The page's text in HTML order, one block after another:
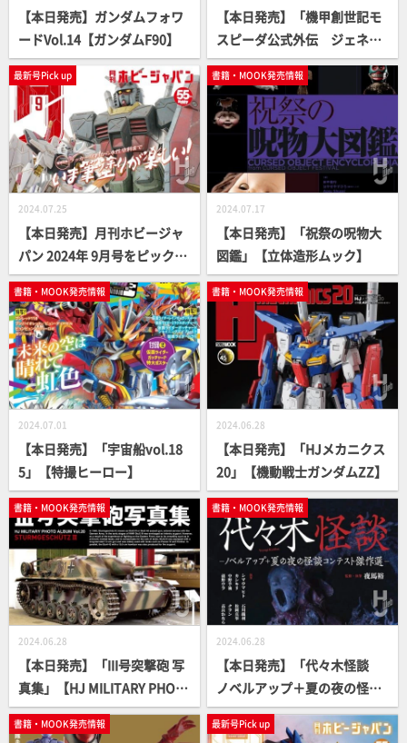
【本日発売】ガンダムフォワ
ードVol.14【ガンダムF90】
【本日発売】「機甲創世記モ
スピーダ公式外伝 ジェネシ
スブレイカー」【40周年】
最新号Pick up
2024.07.25
【本日発売】月刊ホビージャ
パン 2024年 9月号をピックア
ップ！
書籍・MOOK発売情報
2024.07.17
【本日発売】「祝祭の呪物大
図鑑」【立体造形ムック】
書籍・MOOK発売情報
2024.07.01
【本日発売】「宇宙船vol.18
5」【特撮ヒーロー】
書籍・MOOK発売情報
2024.06.28
【本日発売】「HJメカニクス
20」【機動戦士ガンダムZZ】
書籍・MOOK発売情報
2024.06.28
【本日発売】「III号突撃砲 写
真集」【HJ MILITARY PHOT
O ALBUM】
書籍・MOOK発売情報
2024.06.28
【本日発売】「代々木怪談
ノベルアップ＋夏の夜の怪談
コンテスト傑作選」【怪談ア
ンソロジー】
書籍・MOOK発売情報 最新号Pick up